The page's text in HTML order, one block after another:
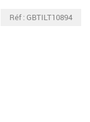
Réf : GBTILT10894